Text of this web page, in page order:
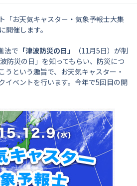
「お天気キャスター・気象予報士大集
催します。
法で 「津波防災の日」
（11月5日）が制
防災の日」を知ってもらい、防災につ
うという趣旨で、お天気キャスター・
イベントを行います。今年で5回目の開